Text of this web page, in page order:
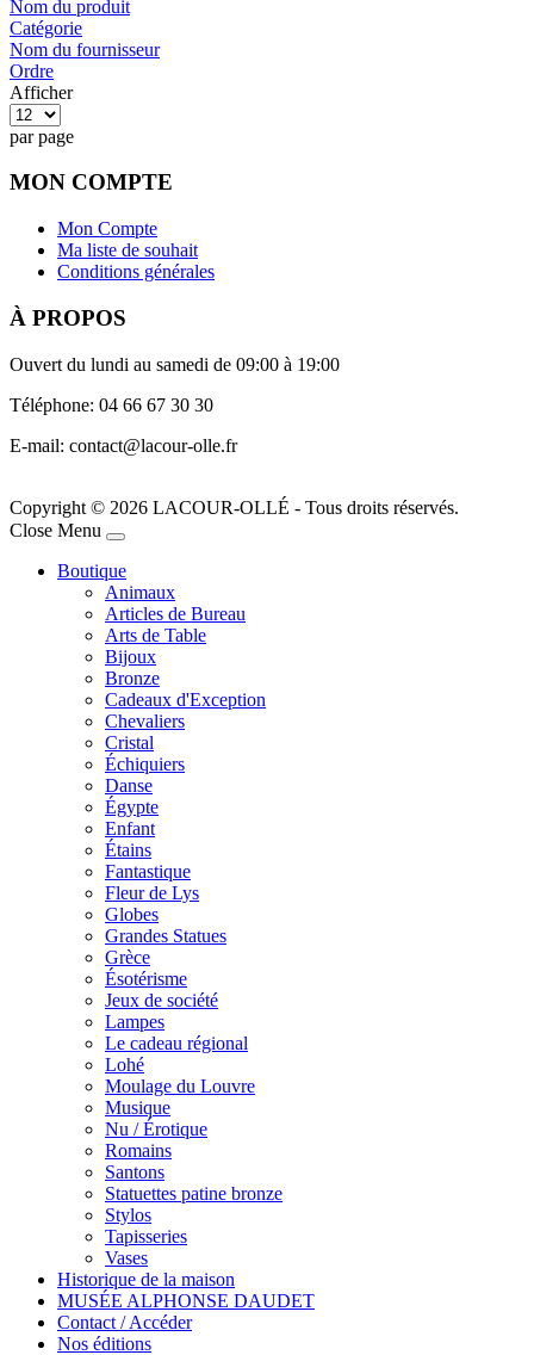
Nom du produit
Catégorie
Nom du fournisseur
Ordre
Afficher
par page
MON COMPTE
Mon Compte
Ma liste de souhait
Conditions générales
À PROPOS
Ouvert du lundi au samedi de 09:00 à 19:00
Téléphone: 04 66 67 30 30
E-mail: contact@lacour-olle.fr
Copyright © 2026 LACOUR-OLLÉ - Tous droits réservés.
Joomla! 3 Templates
Close Menu
Boutique
Animaux
Articles de Bureau
Arts de Table
Bijoux
Bronze
Cadeaux d'Exception
Chevaliers
Cristal
Échiquiers
Danse
Égypte
Enfant
Étains
Fantastique
Fleur de Lys
Globes
Grandes Statues
Grèce
Ésotérisme
Jeux de société
Lampes
Le cadeau régional
Lohé
Moulage du Louvre
Musique
Nu / Érotique
Romains
Santons
Statuettes patine bronze
Stylos
Tapisseries
Vases
Historique de la maison
MUSÉE ALPHONSE DAUDET
Contact / Accéder
Nos éditions